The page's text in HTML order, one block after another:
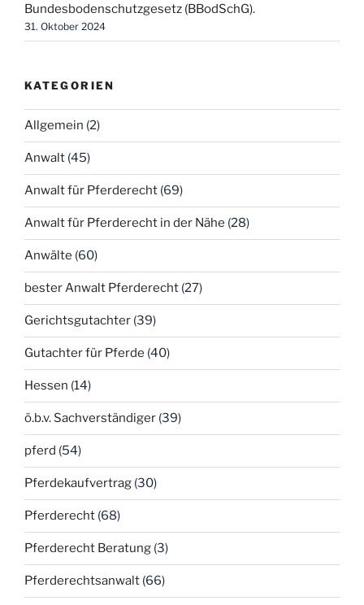
Bundesbodenschutzgesetz (BBodSchG).
31. Oktober 2024
KATEGORIEN
Allgemein (2)
Anwalt (45)
Anwalt für Pferderecht (69)
Anwalt für Pferderecht in der Nähe (28)
Anwälte (60)
bester Anwalt Pferderecht (27)
Gerichtsgutachter (39)
Gutachter für Pferde (40)
Hessen (14)
ö.b.v. Sachverständiger (39)
pferd (54)
Pferdekaufvertrag (30)
Pferderecht (68)
Pferderecht Beratung (3)
Pferderechtsanwalt (66)